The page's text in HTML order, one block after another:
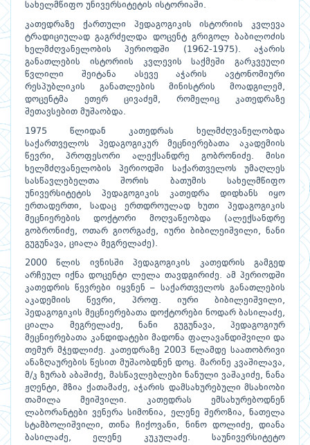
სახელმწიფო უნივერსიტეტის ისტორიაში.
კათედრაზე ქართული პედაგოგიკის ისტორიის კვლევა
ტრადიციულად გაგრძელდა დოცენტ გრიგოლ ბაბილოძის
ხელმძღვანელობის პერიოდში (1962-1975). აჭარის
განათლების ისტორიის კვლევის საქმეში გარკვეული
წვლილი შეიტანა ასევე აჭარის ავტონომიური
რესპუბლიკის განათლების მინისტრის მოადგილემ,
დოცენტმა ეთერ ცივაძემ, რომელიც კათედრაზე
შეთავსებით მუშაობდა.
1975 წლიდან კათედრას ხელმძღვანელობდა
საქართველოს პედაგოგიკურ მეცნიერებათა აკადემიის
წევრი, პროფესორი ალექსანდრე გობრონიძე. მისი
ხელმძღვანელობის პერიოდში საქართველოს უმაღლეს
სასწავლებელთა შორის ბათუმის სახელმწიფო
უნივერსიტეტის პედაგოგიკის კათედრა დიდხანს იყო
ერთადერთი, სადაც ერთდროულად ხუთი პედაგოგიკის
მეცნიერების დოქტორი მოღვაწეობდა (ალექსანდრე
გობრონიძე, ოთარ გიორგაძე, იური ბიბილეიშვილი, ნანი
გუგუნავა, ციალა მეგრელაძე).
2000 წლის ივნისში პედაგოგიკის კათედრის გამგედ
არჩეულ იქნა დოცენტი ლელა თავდგირიძე. ამ პერიოდში
კათედრის წევრები იყვნენ – საქართველოს განათლების
აკადემიის წევრი, პროფ. იური ბიბილეიშვილი,
პედაგოგიკის მეცნიერებათა დოქტორები ნოდარ ბასილაძე,
ციალა მეგრელაძე, ნანი გუგუნავა, პედაგოგიურ
მეცნიერებათა კანდიდატები მადონა ფალავანდიშვილი და
თემურ მჭედლიძე. კათედრაზე 2003 წლამდე საათობრივი
ანაზღაურების წესით მუშაობდნენ დოც. მარინე კვაშილავა,
მ/კ ზურაბ აბაშიძე, მასწავლებლები ნანული ვაშაკიძე, ნანა
ჟღენტი, მზია ქათამაძე, აჭარის დამსახურებული მსახიობი
თამილა მეიშვილი. კათედრას ემსახურებოდნენ
ლაბორანტები ვენერა სიმონია, ელენე შეროზია, ნათელა
სტამბოლიშვილი, თინა ჩიქოვანი, ნინო დოლიძე, დიანა
ბასილაძე, ელენე კუკულაძე. საუნივერსიტეტო